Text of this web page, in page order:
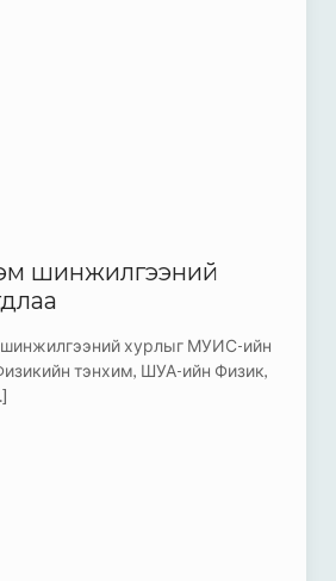
шинжилгээний
шинжилгээний хурлыг МУИС-ийн
тэнхим, ШУА-ийн Физик,